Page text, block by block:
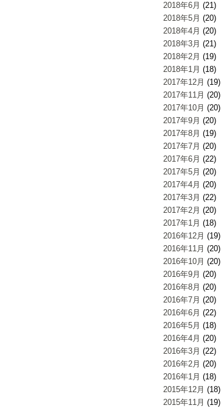
2018年6月 (21)
2018年5月 (20)
2018年4月 (20)
2018年3月 (21)
2018年2月 (19)
2018年1月 (18)
2017年12月 (19)
2017年11月 (20)
2017年10月 (20)
2017年9月 (20)
2017年8月 (19)
2017年7月 (20)
2017年6月 (22)
2017年5月 (20)
2017年4月 (20)
2017年3月 (22)
2017年2月 (20)
2017年1月 (18)
2016年12月 (19)
2016年11月 (20)
2016年10月 (20)
2016年9月 (20)
2016年8月 (20)
2016年7月 (20)
2016年6月 (22)
2016年5月 (18)
2016年4月 (20)
2016年3月 (22)
2016年2月 (20)
2016年1月 (18)
2015年12月 (18)
2015年11月 (19)